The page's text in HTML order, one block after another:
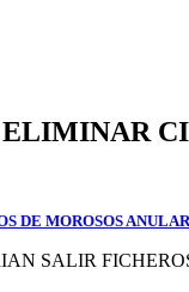
ELIMINAR
DE MOROSOS